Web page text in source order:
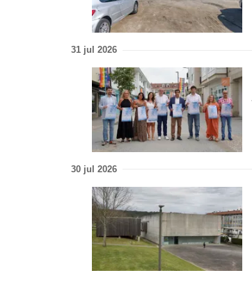
31 jul 2026
30 jul 2026